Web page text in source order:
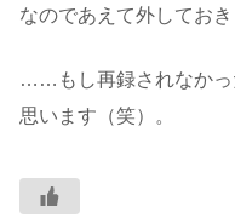
なのであえて外しておき
……もし再録されなかっ
思います（笑）。